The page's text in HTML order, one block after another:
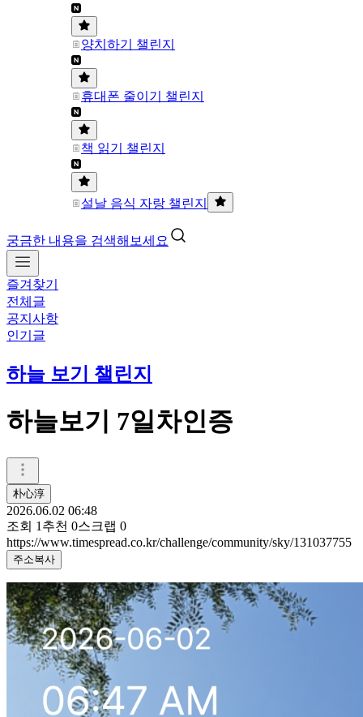
양치하기 챌린지
휴대폰 줄이기 챌린지
책 읽기 챌린지
설날 음식 자랑 챌린지
궁금한 내용을 검색해보세요
즐겨찾기
전체글
공지사항
인기글
하늘 보기 챌린지
하늘보기 7일차인증
朴心淳
2026.06.02 06:48
조회 1 추천 0스크랩 0
https://www.timespread.co.kr/challenge/community/sky/131037755
주소복사